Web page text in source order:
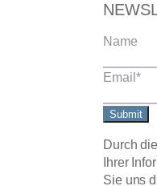
Name
Email*
Submit
Durch
Ihrer
Sie uns